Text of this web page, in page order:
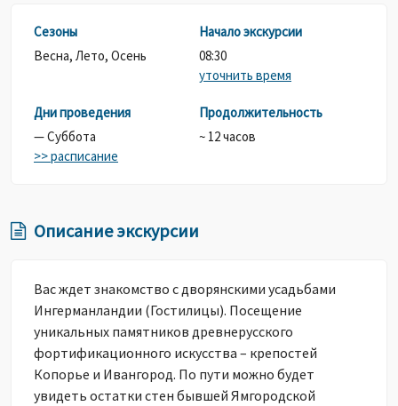
Сезоны
Весна, Лето, Осень
Дни проведения
— Суббота
>> расписание
Начало экскурсии
08:30
уточнить время
Продолжительность
~ 12 часов
Описание экскурсии
Вас ждет знакомство с дворянскими усадьбами
Ингерманландии (Гостилицы). Посещение
уникальных памятников древнерусского
фортификационного искусства – крепостей
Копорье и Ивангород. По пути можно будет
увидеть остатки стен бывшей Ямгородской